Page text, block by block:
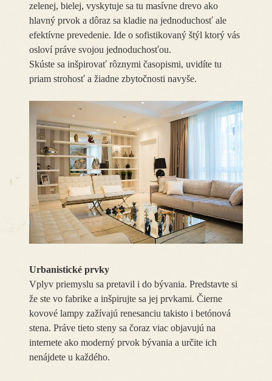
zelenej, bielej, vyskytuje sa tu masívne drevo ako
hlavný prvok a dôraz sa kladie na jednoduchosť ale
efektívne prevedenie. Ide o sofistikovaný štýl ktorý vás
osloví práve svojou jednoduchosťou.
Skúste sa inšpirovať rôznymi časopismi, uvidíte tu
priam strohosť a žiadne zbytočnosti navyše.
Urbanistické prvky
Vplyv priemyslu sa pretavil i do bývania. Predstavte si
že ste vo fabrike a inšpirujte sa jej prvkami. Čierne
kovové lampy zažívajú renesanciu takisto i betónová
stena. Práve tieto steny sa čoraz viac objavujú na
internete ako moderný prvok bývania a určite ich
nenájdete u každého.